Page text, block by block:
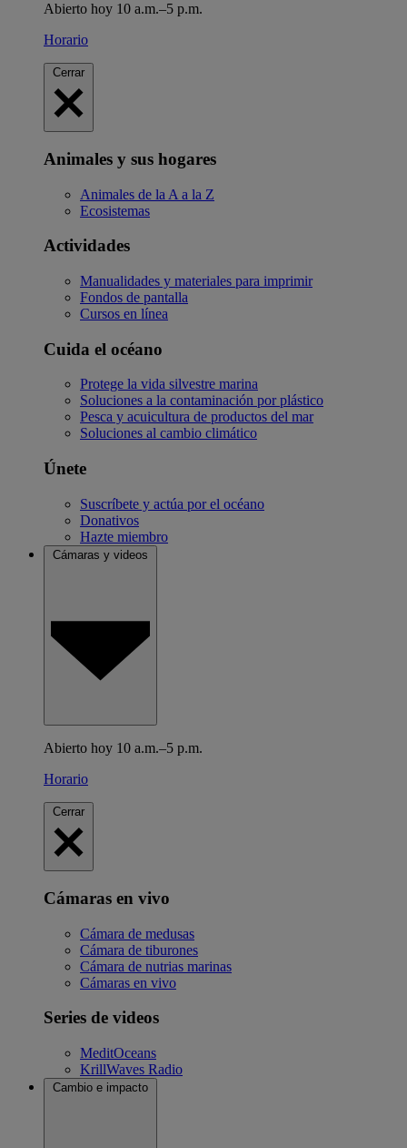
Abierto hoy 10 a.m.–5 p.m.
Horario
Cerrar
Animales y sus hogares
Animales de la A a la Z
Ecosistemas
Actividades
Manualidades y materiales para imprimir
Fondos de pantalla
Cursos en línea
Cuida el océano
Protege la vida silvestre marina
Soluciones a la contaminación por plástico
Pesca y acuicultura de productos del mar
Soluciones al cambio climático
Únete
Suscríbete y actúa por el océano
Donativos
Hazte miembro
Cámaras y videos
Abierto hoy 10 a.m.–5 p.m.
Horario
Cerrar
Cámaras en vivo
Cámara de medusas
Cámara de tiburones
Cámara de nutrias marinas
Cámaras en vivo
Series de videos
MeditOceans
KrillWaves Radio
Cambio e impacto